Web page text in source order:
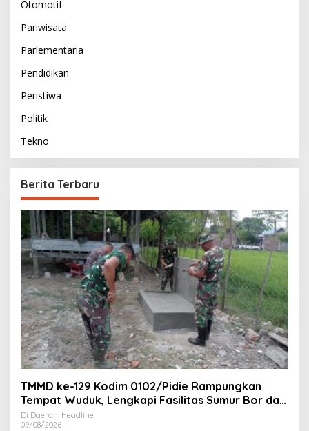
Otomotif
Pariwisata
Parlementaria
Pendidikan
Peristiwa
Politik
Tekno
Berita Terbaru
TMMD ke-129 Kodim 0102/Pidie Rampungkan
Tempat Wuduk, Lengkapi Fasilitas Sumur Bor dan
MCK
Di Daerah, Headline
09/08/2026